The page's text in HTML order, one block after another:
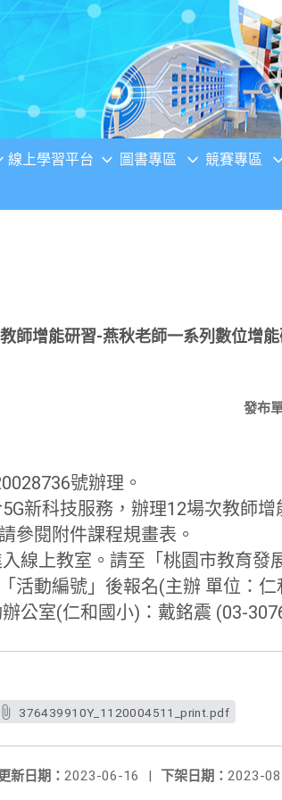
線上學習平台 圖書專區 競賽專區
師增能研習-燕秋老師一系列數位增
發布
號辦理。
新科技服務， 辦理12場次教師
參閱附件課程規畫表。
線上教室。請至「 桃園市教育發
活動編號」後報名(主辦 單位：仁
公室(仁和國小)：戴銘震 (03-
376439910Y_1120004511_print.pdf
下架日期： 2023-
新日期： 2023-06-16 |